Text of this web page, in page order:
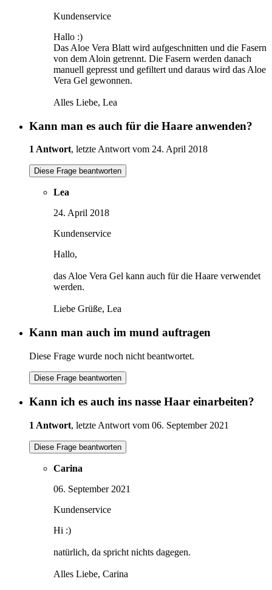
Kundenservice
Hallo :)
Das Aloe Vera Blatt wird aufgeschnitten und die Fasern
von dem Aloin getrennt. Die Fasern werden danach
manuell gepresst und gefiltert und daraus wird das Aloe
Vera Gel gewonnen.
Alles Liebe, Lea
Kann man es auch für die Haare anwenden?
1 Antwort, letzte Antwort vom 24. April 2018
Diese Frage beantworten
Lea
24. April 2018
Kundenservice
Hallo,
das Aloe Vera Gel kann auch für die Haare verwendet
werden.
Liebe Grüße, Lea
Kann man auch im mund auftragen
Diese Frage wurde noch nicht beantwortet.
Diese Frage beantworten
Kann ich es auch ins nasse Haar einarbeiten?
1 Antwort, letzte Antwort vom 06. September 2021
Diese Frage beantworten
Carina
06. September 2021
Kundenservice
Hi :)
natürlich, da spricht nichts dagegen.
Alles Liebe, Carina